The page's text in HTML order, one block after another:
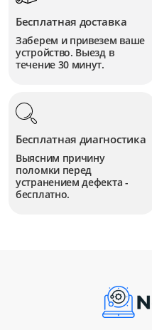
Бесплатная доставка
Заберем и привезем ваше
устройство. Выезд в
течение 30 минут.
Бесплатная диагностика
Выясним причину
поломки перед
устранением дефекта -
бесплатно.